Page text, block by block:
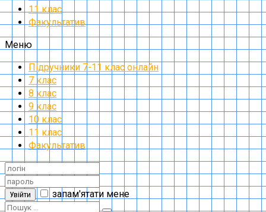
11 клас
Факультатив
Меню
Підручники 7-11 клас онлайн
7 клас
8 клас
9 клас
10 клас
11 клас
Факультатив
Увійти запам'ятати мене